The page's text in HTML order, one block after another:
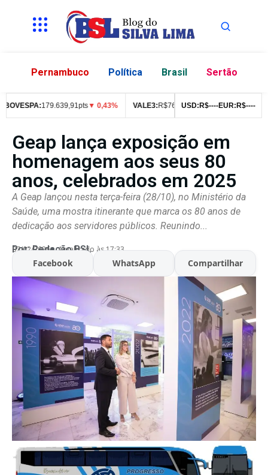
Pernambuco Política Brasil Sertão
179.639,91pts▼ 0,43% VALE3:R$76,99▼ 2,49% ITUB4:R$42,05
USD: R$----EUR: R$----
Geap lança exposição em
homenagem aos seus 80
anos, celebrados em 2025
A Geap lançou nesta terça-feira (28/10), no Ministério da
Saúde, uma mostra itinerante que marca os 80 anos de
dedicação aos servidores públicos. Reunindo...
Por:Redação BSL
07/02/2026 Atualizado às 17:33
Facebook WhatsApp Compartilhar